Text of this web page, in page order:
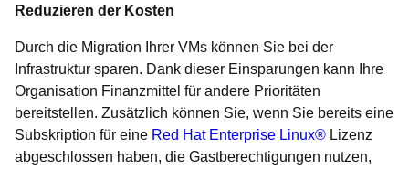
Reduzieren der Kosten
Durch die Migration Ihrer VMs können Sie bei der
Infrastruktur sparen. Dank dieser Einsparungen kann Ihre
Organisation Finanzmittel für andere Prioritäten
bereitstellen. Zusätzlich können Sie, wenn Sie bereits eine
Subskription für eine Red Hat Enterprise Linux® Lizenz
abgeschlossen haben, die Gastberechtigungen nutzen,